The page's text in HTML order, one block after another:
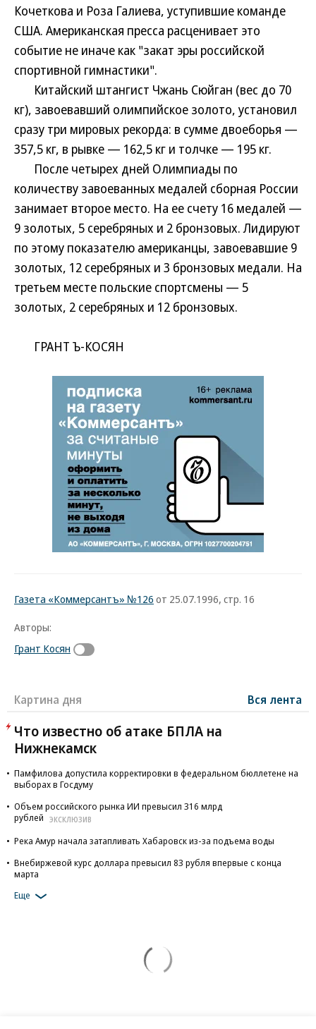
Кочеткова и Роза Галиева, уступившие команде
США. Американская пресса расценивает это
событие не иначе как "закат эры российской
спортивной гимнастики".
Китайский штангист Чжань Сюйган (вес до 70
кг), завоевавший олимпийское золото, установил
сразу три мировых рекорда: в сумме двоеборья —
357,5 кг, в рывке — 162,5 кг и толчке — 195 кг.
После четырех дней Олимпиады по
количеству завоеванных медалей сборная России
занимает второе место. На ее счету 16 медалей —
9 золотых, 5 серебряных и 2 бронзовых. Лидируют
по этому показателю американцы, завоевавшие 9
золотых, 12 серебряных и 3 бронзовых медали. На
третьем месте польские спортсмены — 5
золотых, 2 серебряных и 12 бронзовых.
ГРАНТ Ъ-КОСЯН
Газета «Коммерсантъ» №126 от 25.07.1996, стр. 16
Авторы:
Грант Косян
Картина дня Вся лента
Что известно об атаке БПЛА на
Нижнекамск
Памфилова допустила корректировки в федеральном бюллетене на
выборах в Госдуму
Объем российского рынка ИИ превысил 316 млрд
рублей
ЭКСКЛЮЗИВ
Река Амур начала затапливать Хабаровск из-за подъема воды
Внебиржевой курс доллара превысил 83 рубля впервые с конца
марта
Еще